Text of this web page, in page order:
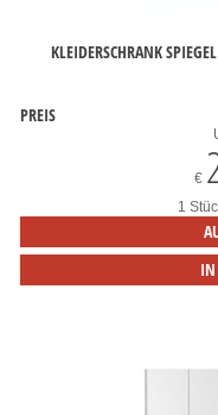
KLEIDERSCHRANK
PREIS
€
1
IN